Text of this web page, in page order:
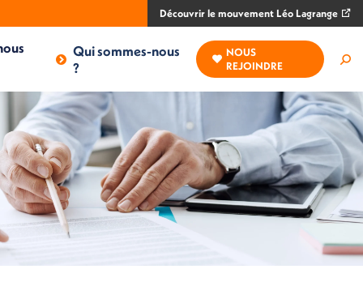
Découvrir le mouvement Léo Lagrange
Qui sommes-nous
?
NOUS
REJOINDRE